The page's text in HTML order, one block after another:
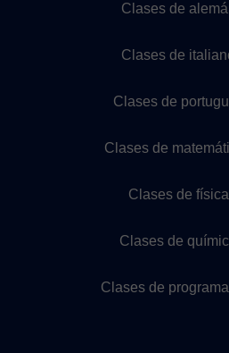
Clases de
Clases de
Clases de
Clases de
Clases de
Clases de
Clases de